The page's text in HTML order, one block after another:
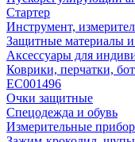
Стартер
Инструмент,
Защитные материалы
Аксессуары для
Коврики, перчатки,
EC001496
Очки защитные
Спецодежда и обувь
Измерительные